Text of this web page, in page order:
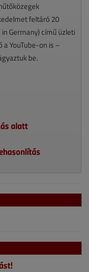
feltáró 20
Germany) című üzleti
YouTube-on is –
be.
alatt